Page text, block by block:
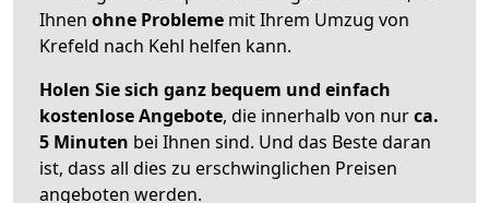
Ihnen ohne Probleme mit Ihrem Umzug von
Krefeld nach Kehl helfen kann.
Holen Sie sich ganz bequem und einfach
kostenlose Angebote, die innerhalb von nurca.
5 Minuten bei Ihnen sind. Und das Beste daran
ist, dass all dies zu erschwinglichen Preisen
angeboten werden.